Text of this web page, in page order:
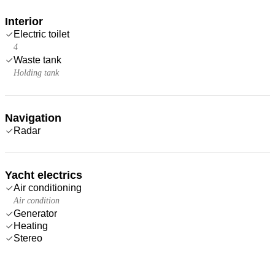
Interior
Electric toilet
4
Waste tank
Holding tank
Navigation
Radar
Yacht electrics
Air conditioning
Air condition
Generator
Heating
Stereo